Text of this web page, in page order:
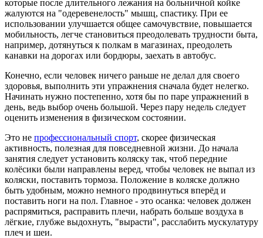
которые после длительного лежания на больничной койке
жалуются на "одеревенелость" мышц, спастику. При ее
использовании улучшается общее самочувствие, повышается
мобильность, легче становиться преодолевать трудности быта,
например, дотянуться к полкам в магазинах, преодолеть
канавки на дорогах или бордюры, заехать в автобус.
Конечно, если человек ничего раньше не делал для своего
здоровья, выполнить эти упражнения сначала будет нелегко.
Начинать нужно постепенно, хотя бы по паре упражнений в
день, ведь выбор очень большой. Через пару недель следует
оценить изменения в физическом состоянии.
Это не профессиональный спорт, скорее физическая
активность, полезная для повседневной жизни. До начала
занятия следует установить коляску так, чтоб передние
колёсики были направлены веред, чтобы человек не выпал из
коляски, поставить тормоза. Положение в коляске должно
быть удобным, можно немного продвинуться вперёд и
поставить ноги на пол. Главное - это осанка: человек должен
распрямиться, расправить плечи, набрать больше воздуха в
лёгкие, глубже выдохнуть, "вырасти", расслабить мускулатуру
плеч и шеи.